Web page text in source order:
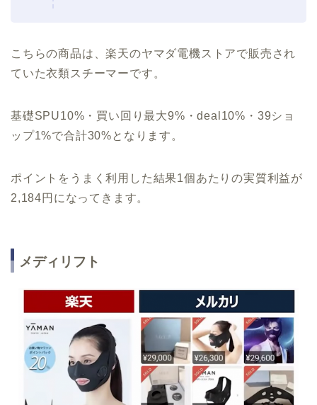
こちらの商品は、楽天のヤマダ電機ストアで販売され
ていた衣類スチーマーです。
基礎SPU10%・買い回り最大9%・deal10%・39ショ
ップ1%で合計30%となります。
ポイントをうまく利用した結果1個あたりの実質利益が
2,184円になってきます。
メディリフト